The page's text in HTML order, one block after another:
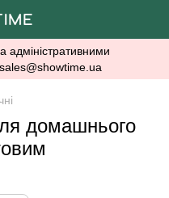
адміністративними
домашнього